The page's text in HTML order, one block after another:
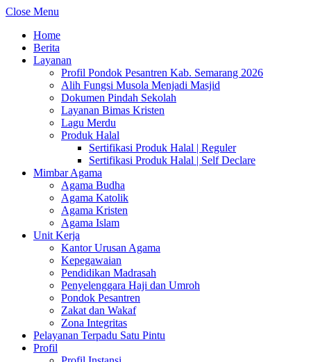
Close Menu
Home
Berita
Layanan
Profil Pondok Pesantren Kab. Semarang 2026
Alih Fungsi Musola Menjadi Masjid
Dokumen Pindah Sekolah
Layanan Bimas Kristen
Lagu Merdu
Produk Halal
Sertifikasi Produk Halal | Reguler
Sertifikasi Produk Halal | Self Declare
Mimbar Agama
Agama Budha
Agama Katolik
Agama Kristen
Agama Islam
Unit Kerja
Kantor Urusan Agama
Kepegawaian
Pendidikan Madrasah
Penyelenggara Haji dan Umroh
Pondok Pesantren
Zakat dan Wakaf
Zona Integritas
Pelayanan Terpadu Satu Pintu
Profil